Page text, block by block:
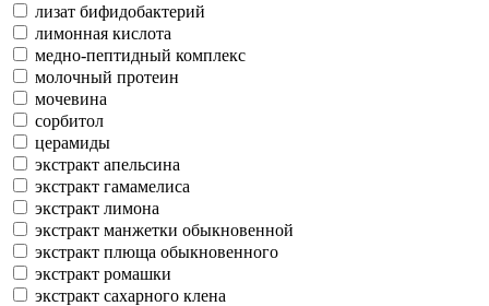
лизат бифидобактерий
лимонная кислота
медно-пептидный комплекс
молочный протеин
мочевина
сорбитол
церамиды
экстракт апельсина
экстракт гамамелиса
экстракт лимона
экстракт манжетки обыкновенной
экстракт плюща обыкновенного
экстракт ромашки
экстракт сахарного клена